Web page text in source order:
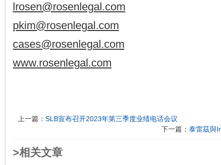
lrosen@rosenlegal.com
pkim@rosenlegal.com
cases@rosenlegal.com
www.rosenlegal.com
上一篇： SLB宣布召开2023年第三季度业绩电话会议
下一篇： 泰雷茲與
>相关文章